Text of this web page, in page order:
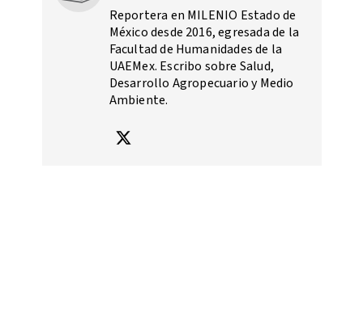
Reportera en MILENIO Estado de
México desde 2016, egresada de la
Facultad de Humanidades de la
UAEMex. Escribo sobre Salud,
Desarrollo Agropecuario y Medio
Ambiente.